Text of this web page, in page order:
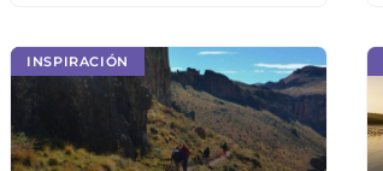
INSPIRACIÓN